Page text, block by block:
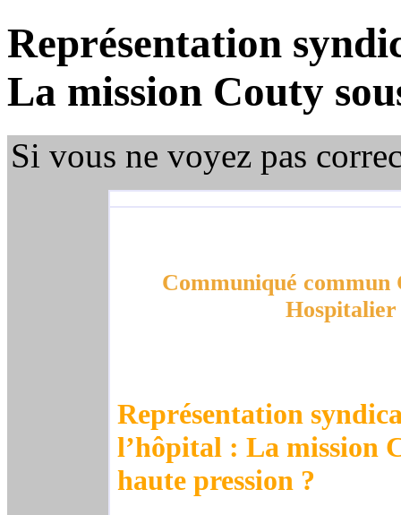
Représentation
La mission Couty
Si vous ne voyez pas
Communiqué commun
Hospitalier
Représentation
l’hôpital : La mission
haute pression ?